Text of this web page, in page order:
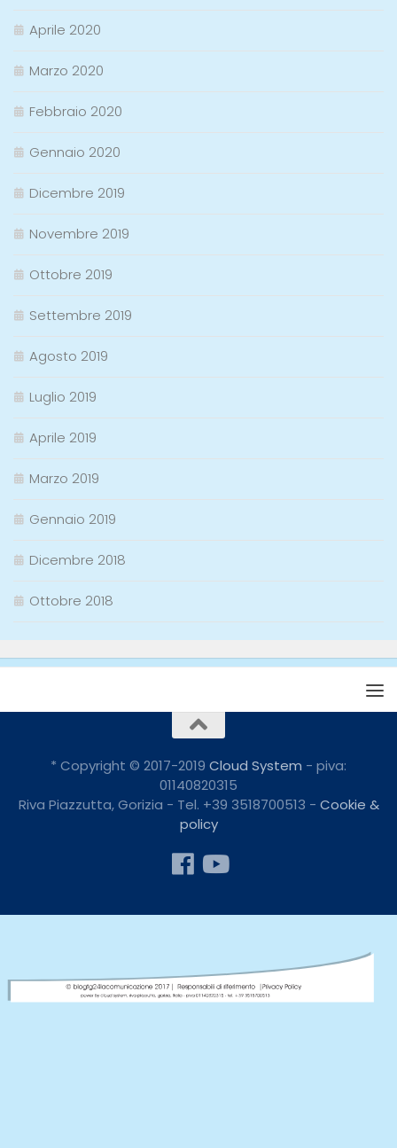
Aprile 2020
Marzo 2020
Febbraio 2020
Gennaio 2020
Dicembre 2019
Novembre 2019
Ottobre 2019
Settembre 2019
Agosto 2019
Luglio 2019
Aprile 2019
Marzo 2019
Gennaio 2019
Dicembre 2018
Ottobre 2018
* Copyright © 2017-2019 Cloud System - piva:
01140820315
Riva Piazzutta, Gorizia - Tel. +39 3518700513 - Cookie &
policy